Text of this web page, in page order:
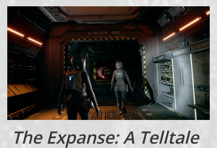
The Expanse: A Telltale